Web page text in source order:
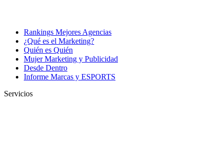
Rankings Mejores Agencias
¿Qué es el Marketing?
Quién es Quién
Mujer Marketing y Publicidad
Desde Dentro
Informe Marcas y ESPORTS
Servicios